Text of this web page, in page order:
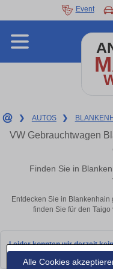
Alle Cookies
Event
❯ AUTOS ❯
VW Gebrauchtwagen
Finden Sie in
Entdecken Sie in
finden Sie für den
Leider konnten wir derzeit